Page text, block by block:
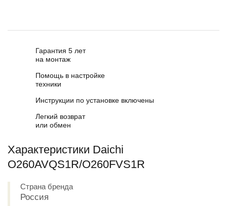
Гарантия 5 лет
на монтаж
Помощь в настройке
техники
Инструкции по установке включены
Легкий возврат
или обмен
Характеристики Daichi
O260AVQS1R/O260FVS1R
Страна бренда
Россия